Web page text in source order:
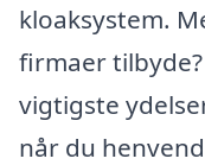
kloaksystem.
firmaer
vigtigste
når du